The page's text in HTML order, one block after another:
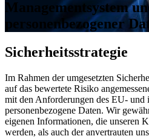
Managementsystem
personenbezogener
Sicherheitsstrategie
Im Rahmen der umgesetzten
auf das bewertete Risiko
mit den Anforderungen des EU- und
personenbezogene Daten. Wir
eigenen Informationen, die unseren
werden, als auch der anvertrauten